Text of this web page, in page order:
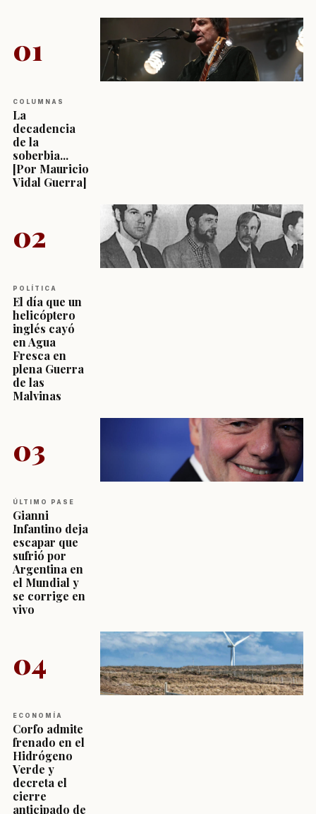
01
COLUMNAS
La
decadencia
de la
soberbia...
[Por Mauricio
Vidal Guerra]
02
POLÍTICA
El día que un
helicóptero
inglés cayó
en Agua
Fresca en
plena Guerra
de las
Malvinas
03
ÚLTIMO PASE
Gianni
Infantino deja
escapar que
sufrió por
Argentina en
el Mundial y
se corrige en
vivo
04
ECONOMÍA
Corfo admite
frenado en el
Hidrógeno
Verde y
decreta el
cierre
anticipado de